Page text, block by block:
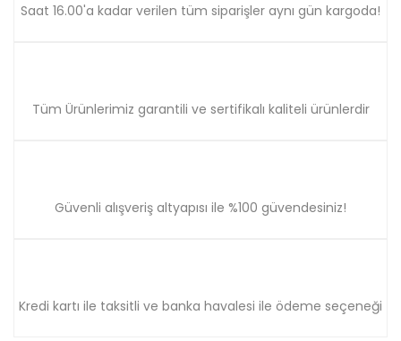
Saat 16.00'a kadar verilen tüm siparişler aynı gün kargoda!
Tüm Ürünlerimiz garantili ve sertifikalı kaliteli ürünlerdir
Güvenli alışveriş altyapısı ile %100 güvendesiniz!
Kredi kartı ile taksitli ve banka havalesi ile ödeme seçeneği